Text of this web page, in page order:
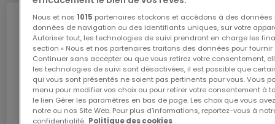
- Performance énergétique certifiée A-A
Plans et cahier des charges disponibles sur
demande.
Prix de vente annoncé TTC 3 % sous réserve
d’acceptation de l’administration de
Internet
L'internet Giga : l'Internet à domicile
Bénéficiez d’1 mois d’internet gratuit avec le code
ATHOME26 sur le réseau le plus rapide du
Luxembourg.
Nous et nos 1015 partenaires stockons et accédons à des
données de navigation ou des identifiants uniques, sur votre
Autoriser tout, les technologies de suivi prendront en charge les
section « Nous et nos partenaires traitons des données pour fournir
Continuer sans accepter ou que vous retirez votre consentement,
les technologies de suivi sont désactivées, il est possible que
qui vous sont présentés ne soient pas pertinents pour vous. Vous
menu pour modifier vos choix ou pour retirer votre consentement à
le lien Gérer les paramètres en bas de page. Les choix que vous
notre ou nos Site Web. Pour plus d’informations, reportez-vous à
confidentialité. Politique des cookies